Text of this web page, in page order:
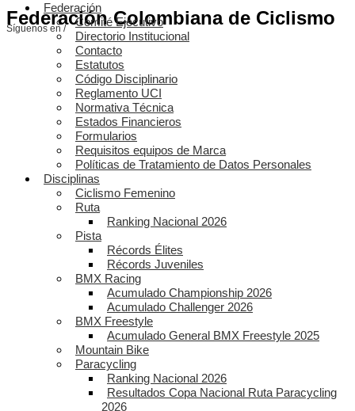
Federación Colombiana de Ciclismo
Síguenos en /
Federación
Comité Ejecutivo
Directorio Institucional
Contacto
Estatutos
Código Disciplinario
Reglamento UCI
Normativa Técnica
Estados Financieros
Formularios
Requisitos equipos de Marca
Políticas de Tratamiento de Datos Personales
Disciplinas
Ciclismo Femenino
Ruta
Ranking Nacional 2026
Pista
Récords Élites
Récords Juveniles
BMX Racing
Acumulado Championship 2026
Acumulado Challenger 2026
BMX Freestyle
Acumulado General BMX Freestyle 2025
Mountain Bike
Paracycling
Ranking Nacional 2026
Resultados Copa Nacional Ruta Paracycling
2026